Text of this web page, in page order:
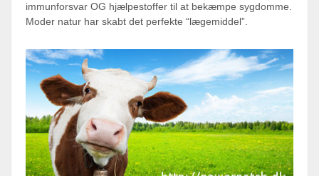
immunforsvar OG hjælpestoffer til at bekæmpe sygdomme.
Moder natur har skabt det perfekte “lægemiddel”.